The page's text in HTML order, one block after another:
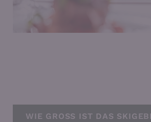
WIE GROSS IST DAS